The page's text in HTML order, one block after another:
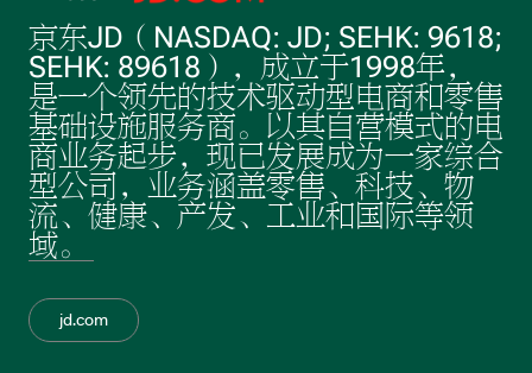
京东JD（NASDAQ: JD; SEHK: 9618;
SEHK: 89618），成立于1998年，
是一个领先的技术驱动型电商和零售
基础设施服务商。以其自营模式的电
商业务起步，现已发展成为一家综合
型公司，业务涵盖零售、科技、物
流、健康、产发、工业和国际等领
域。
jd.com